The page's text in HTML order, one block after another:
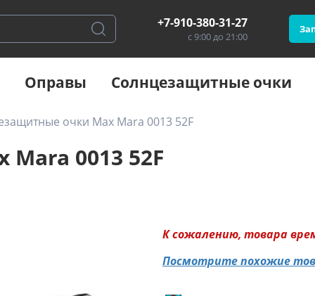
+7-910-380-31-27
с 9:00 до 21:00
Оправы Солнцезащитные очки
очки Max Mara 0013 52F
0013 52F
К сожалению, товара
Посмотрите похожие